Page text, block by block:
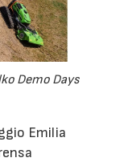
Demo Days
Emilia